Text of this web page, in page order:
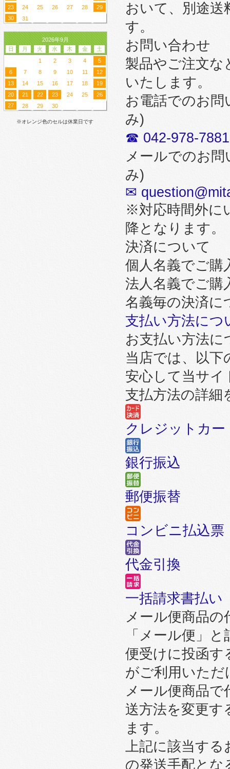
23
24 25 26 27 28
29
30
31
2026年9月
日
月 火 水 木 金
土
1
2 3 4
5
6
7 8 9 10 11
12
13
14 15 16 17 18
19
20
21 22 23 24 25
26
27
28 29 30
※オレンジ色のセルは休業日です
おいて、別途送
す。
お問い合わせ
製品やご注文な
いたします。
お電話でのお
み)
☎ 042-978-7881
メールでのお
み)
✉
※対応時間外に
降となります。
決済について
個人名義でご購
法人名義でご購
名義毎の決済に
支払い方法につ
お支払い方法に
当店では、以
安心して当サイ
支払方法の詳細
クレジットカー
銀行振込
郵便振替
コンビニ払込票
代金引換
一括請求書払い
メール便商品の
「メール便」
便受けに投函す
がご利用いただ
メール便商品で
送方法を変更す
ます。
上記に該当する
の発送手配とな